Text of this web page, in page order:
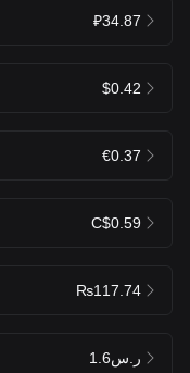
₽34.87
$0.42
€0.37
C$0.59
₨117.74
ر.س1.6